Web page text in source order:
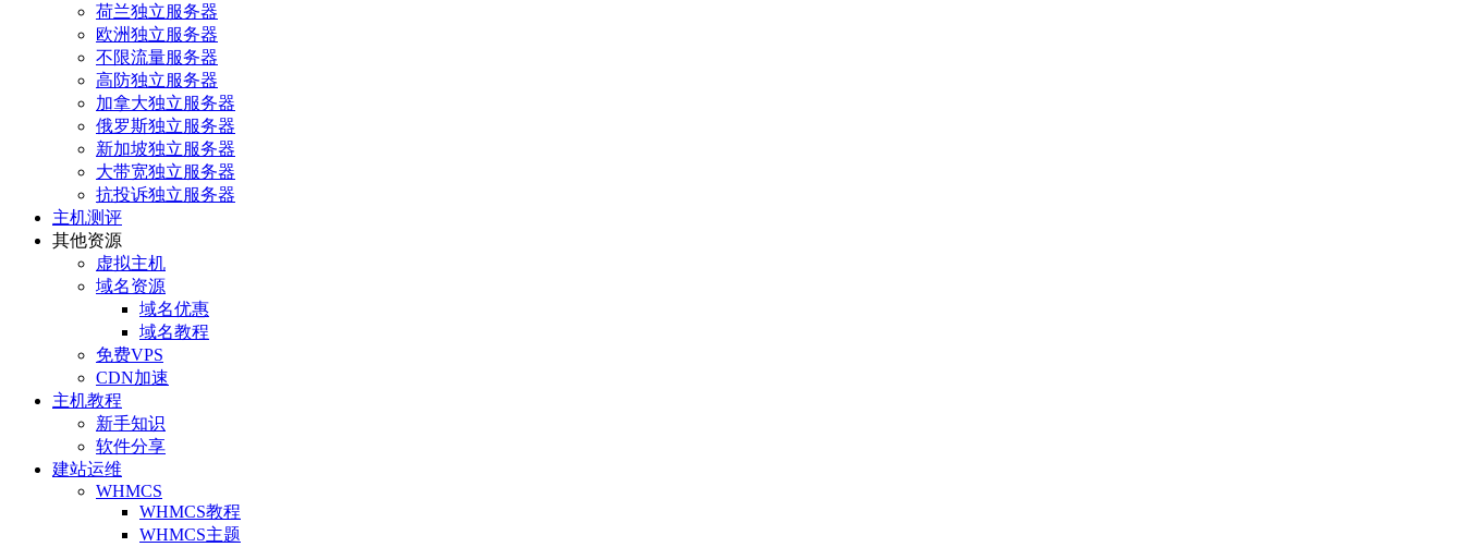
荷兰独立服务器
欧洲独立服务器
不限流量服务器
高防独立服务器
加拿大独立服务器
俄罗斯独立服务器
新加坡独立服务器
大带宽独立服务器
抗投诉独立服务器
主机测评
其他资源
虚拟主机
域名资源
域名优惠
域名教程
免费VPS
CDN加速
主机教程
新手知识
软件分享
建站运维
WHMCS
WHMCS教程
WHMCS主题